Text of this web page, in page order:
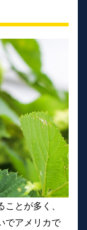
とが多く、
でアメリカで